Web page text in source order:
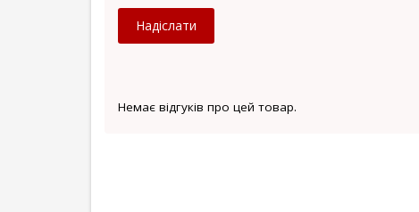
Немає відгуків про цей товар.
Надіслати